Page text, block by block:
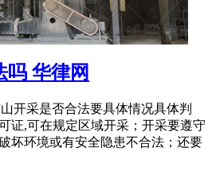
吗 华律网
开采是否合法要具体情况具体判
证,可在规定区域开采；开采要遵守
坏环境或有安全隐患不合法；还要